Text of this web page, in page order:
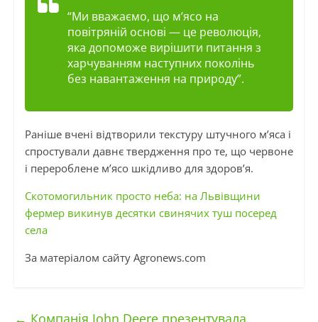
“Ми вважаємо, що м’ясо на
повітряній основі — це революція,
яка допоможе вирішити питання з
харчуванням наступних поколінь
без навантаження на природу”.
Раніше вчені відтворили текстуру штучного м’яса і
спростували давнє твердження про те, що червоне
і перероблене м’ясо шкідливо для здоров’я.
Скотомогильник просто неба: на Львівщини
фермер викинув десятки свинячих туш посеред
села
За матеріалом сайту Аgronews.com
← Компанія John Deere презентувала